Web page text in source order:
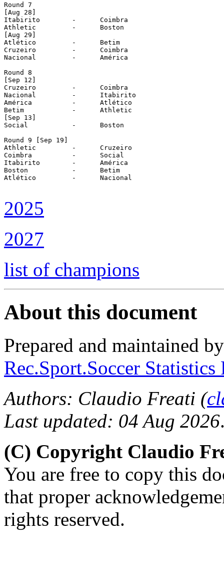
Round 7
[Aug 28]
Itabirito	 -	Coimbra
Athletic	 -	Boston
[Aug 29]
Atlético	 -	Betim
Cruzeiro	 -	Coimbra
Nacional	 -	América
Round 8
[Sep 12]
Cruzeiro	 -	Coimbra
Nacional	 -	Itabirito
América		 -	Atlético
Betim		 -	Athletic
[Sep 13]
Social		 -	Boston
Round 9 [Sep 19]
Athletic	 -	Cruzeiro
Coimbra		 -	Social
Itabirito	 -	América
Boston		 -	Betim
Atlético	 -	Nacional
2025
2027
list of champions
About this document
Prepared and maintained
Rec.Sport.Soccer
Authors: Claudio Freati (
Last updated: 04 Aug 2026
(C) Copyright Claudio
You are free to copy this
that proper
rights reserved.